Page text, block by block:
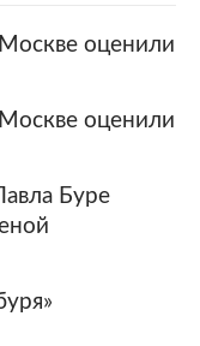
оценили
оценили
Буре